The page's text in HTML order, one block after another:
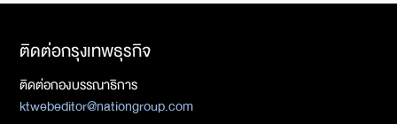
ติดต่อกรุงเทพธุรกิจ
ติดต่อกองบรรณาธิการ
ktwebeditor@nationgroup.com